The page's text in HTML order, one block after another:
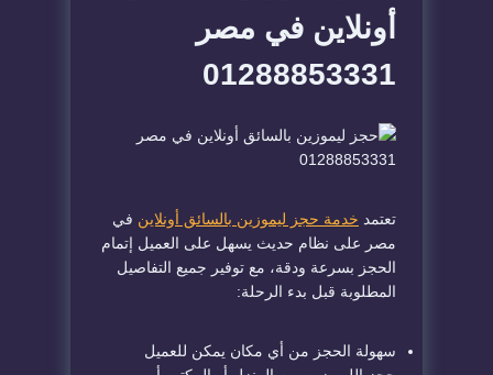
أونلاين في مصر
01288853331
تعتمد خدمة حجز ليموزين بالسائق أونلاين في
مصر على نظام حديث يسهل على العميل إتمام
الحجز بسرعة ودقة، مع توفير جميع التفاصيل
المطلوبة قبل بدء الرحلة:
سهولة الحجز من أي مكان يمكن للعميل